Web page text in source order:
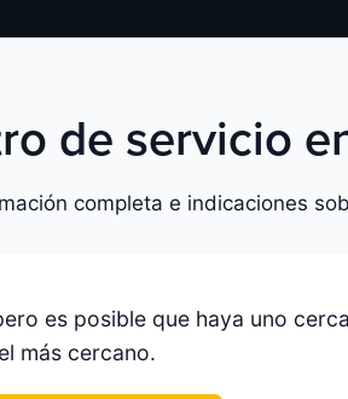
de servicio
completa e indicaciones
es posible que haya uno
más cercano.